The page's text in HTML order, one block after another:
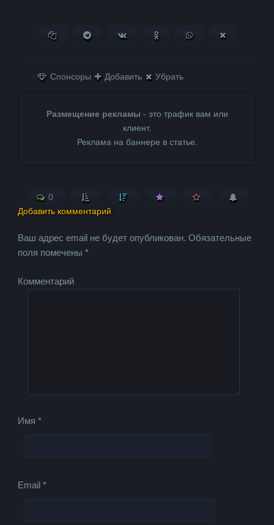
Копировать ссылкуПоделиться в Telegram
Поделиться ВКонтактеПоделиться в
Поделиться в
Спонсоры Добавить Убрать
Размещение рекламы - это трафик вам или
клиент.
Реклама на баннере в статье.
0
Добавить комментарий
Ваш адрес email не будет опубликован. Обязательные
поля помечены*
Комментарий
Имя*
Email*